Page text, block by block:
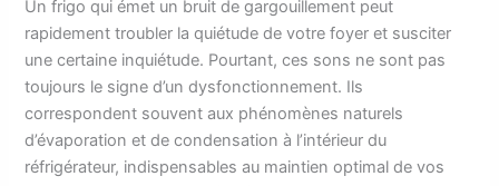
Un frigo qui émet un bruit de gargouillement peut
rapidement troubler la quiétude de votre foyer et susciter
une certaine inquiétude. Pourtant, ces sons ne sont pas
toujours le signe d’un dysfonctionnement. Ils
correspondent souvent aux phénomènes naturels
d’évaporation et de condensation à l’intérieur du
réfrigérateur, indispensables au maintien optimal de vos